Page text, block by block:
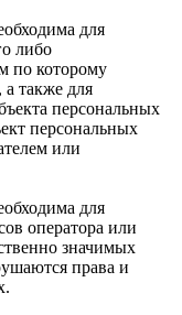
для
либо
по которому
а также для
персональных
персональных
или
для
оператора или
значимых
права и